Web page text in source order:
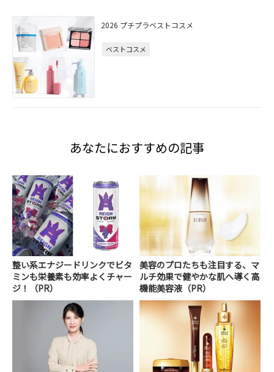
2026 プチプラベストコスメ
ベストコスメ
あなたにおすすめの記事
整い系エナジードリンクでビタ
ミンも栄養素も効率よくチャー
ジ！（PR）
美容のプロたちも注目する、マ
ルチ効果で健やかな肌へ導く高
機能美容液（PR）